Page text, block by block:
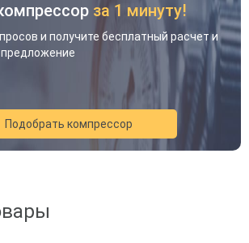
за 1 минуту!
и получите бесплатный расчет и
Подобрать компрессор